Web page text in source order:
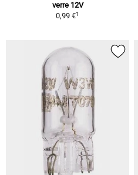
verre 12V
0,99 €1